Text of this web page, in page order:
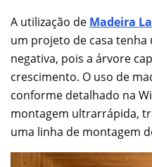
A utilização de Madeira
um projeto de casa
negativa, pois a árvore
crescimento. O uso de
conforme detalhado na
montagem ultrarrápida,
uma linha de montagem